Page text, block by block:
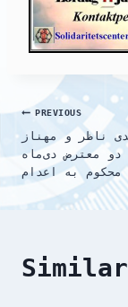
Post
PREVIOUS
ناظر و مهناز
دو معترض دی‌ماه